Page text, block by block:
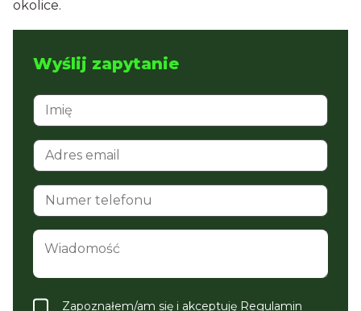
okolice.
Wyślij zapytanie
Zapoznałem/am się i akceptuję Regulamin